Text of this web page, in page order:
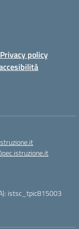
Privacy policy
istsc_tpic815003